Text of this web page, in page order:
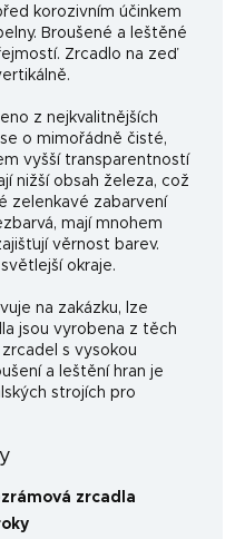
korozivním účinkem
Broušené a leštěné
Zrcadlo na zeď
z nejkvalitnějších
o mimořádně čisté,
vyšší transparentností
nižší obsah železa, což
zelenkavé zabarvení
mají mnohem
věrnost barev.
okraje.
na zakázku, lze
jsou vyrobena z těch
s vysokou
a leštění hran je
strojích pro
zrcadla